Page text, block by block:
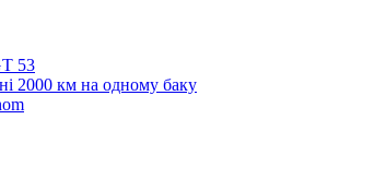
53
2000 км на одному баку